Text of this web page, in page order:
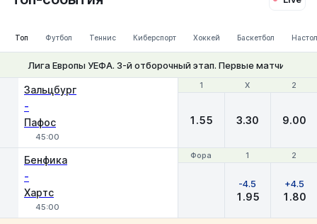
Топ Футбол Теннис Киберспорт Хоккей Баскетбол
Лига Европы УЕФА. 3-й отборочный этап. Первые матчи
1 Х 2
Зальцбург
-
Пафос
45:00
1 Х 2
1.55 3.30 9.00
Фора 1 2
Бенфика
-
Хартс
45:00
Фора 1 2
-4.5
1.95
+4.5
1.80